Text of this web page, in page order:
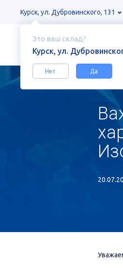
Это ваш склад?
Курск, ул.
Нет Да
Курск, ул. Дубровинского, 131